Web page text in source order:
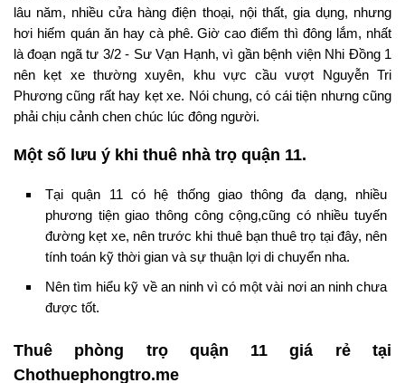
lâu năm, nhiều cửa hàng điện thoại, nội thất, gia dụng, nhưng
hơi hiếm quán ăn hay cà phê. Giờ cao điểm thì đông lắm, nhất
là đoạn ngã tư 3/2 - Sư Vạn Hạnh, vì gần bệnh viện Nhi Đồng 1
nên kẹt xe thường xuyên, khu vực cầu vượt Nguyễn Tri
Phương cũng rất hay kẹt xe. Nói chung, có cái tiện nhưng cũng
phải chịu cảnh chen chúc lúc đông người.
Một số lưu ý khi thuê nhà trọ quận 11.
Tại quận 11 có hệ thống giao thông đa dạng, nhiều
phương tiện giao thông công cộng,cũng có nhiều tuyến
đường kẹt xe, nên trước khi thuê bạn thuê trọ tại đây, nên
tính toán kỹ thời gian và sự thuận lợi di chuyển nha.
Nên tìm hiểu kỹ về an ninh vì có một vài nơi an ninh chưa
được tốt.
Thuê phòng trọ quận 11 giá rẻ tại
Chothuephongtro.me